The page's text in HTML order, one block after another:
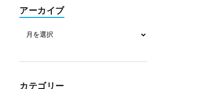
アーカイブ
カテゴリー